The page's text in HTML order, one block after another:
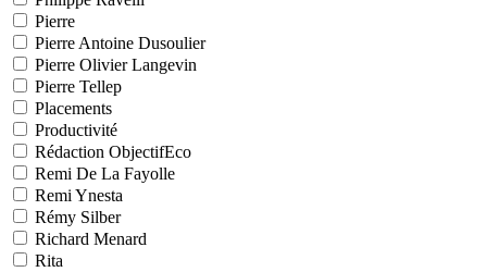
Pierre
Pierre Antoine Dusoulier
Pierre Olivier Langevin
Pierre Tellep
Placements
Productivité
Rédaction ObjectifEco
Remi De La Fayolle
Remi Ynesta
Rémy Silber
Richard Menard
Rita